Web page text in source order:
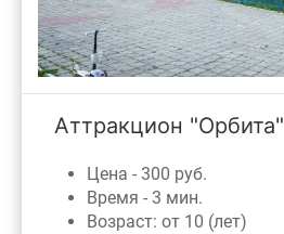
Аттракцион "Орбита"
Цена - 300 руб.
Время - 3 мин.
Возраст: от 10 (лет)